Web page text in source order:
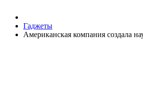
Гаджеты
Американская компания создала